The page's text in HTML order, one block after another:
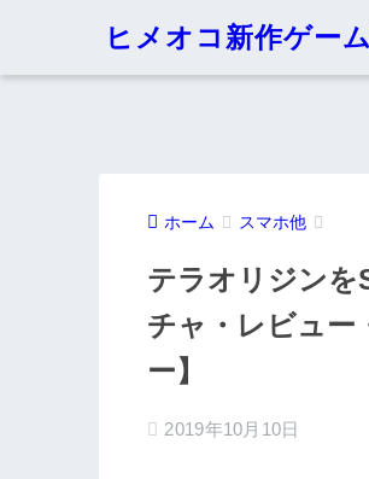
ヒメオコ新作ゲー
ホーム スマホ他
テラオリジンを
チャ・レビュー
ー】
2019年10月10日